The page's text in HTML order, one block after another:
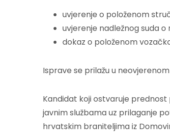
uvjerenje o položenom
uvjerenje nadležnog suda
dokaz o položenom
Isprave se prilažu u
Kandidat koji ostvaruje
javnim službama uz prilaganje
hrvatskim braniteljima iz